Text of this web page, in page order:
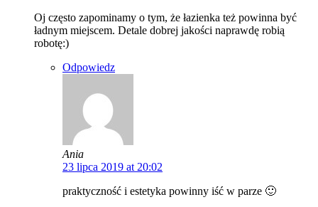
Oj często zapominamy o tym, że łazienka też powinna być
ładnym miejscem. Detale dobrej jakości naprawdę robią
robotę:)
Odpowiedz
Ania
23 lipca 2019 at 20:02
praktyczność i estetyka powinny iść w parze 🙂